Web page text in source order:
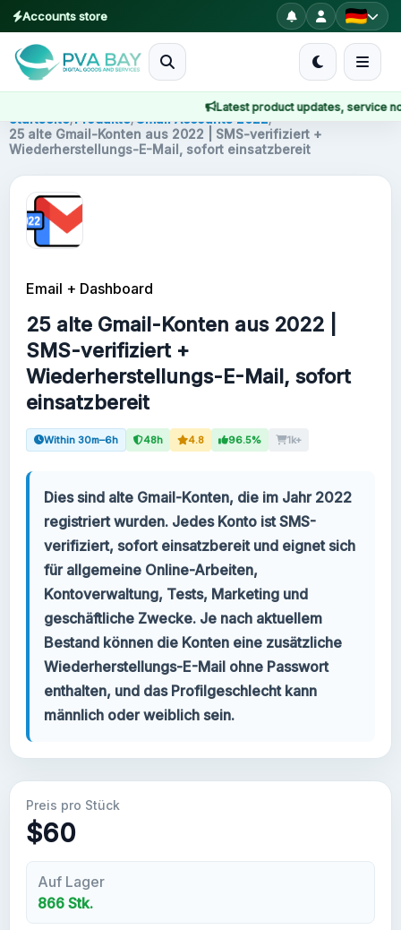
Accounts store
Latest product updates, service
MENU
Produkte
Blog
About
2FA
FAQ
Contact
Ihr Konto
KATEGORIEN
Gmail Konten 2024
Gmail Konten 2023
Gmail Konten 2022
Neue Gmail Konten
Startseite/Produkte/ Gmail Accounts 2022/
25 alte Gmail-Konten aus 2022 | SMS-verifiziert +
Wiederherstellungs-E-Mail, sofort einsatzbereit
Email + Dashboard
25 alte Gmail-Konten aus 2022 |
SMS-verifiziert +
Wiederherstellungs-E-Mail, sofort
einsatzbereit
Within 30m–6h 48h 4.8 96.5% 1k+
Dies sind alte Gmail-Konten, die im Jahr 2022
registriert wurden. Jedes Konto ist SMS-
verifiziert, sofort einsatzbereit und eignet sich
für allgemeine Online-Arbeiten,
Kontoverwaltung, Tests, Marketing und
geschäftliche Zwecke. Je nach aktuellem
Bestand können die Konten eine zusätzliche
Wiederherstellungs-E-Mail ohne Passwort
enthalten, und das Profilgeschlecht kann
männlich oder weiblich sein.
Preis pro Stück
$60
Auf Lager
866 Stk.